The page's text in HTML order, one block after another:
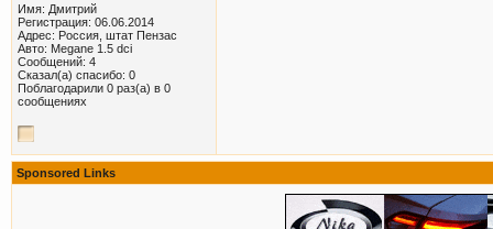
Имя: Дмитрий
Регистрация: 06.06.2014
Адрес: Россия, штат Пензас
Авто: Megane 1.5 dci
Сообщений: 4
Сказал(а) спасибо: 0
Поблагодарили 0 раз(а) в 0
сообщениях
Sponsored Links